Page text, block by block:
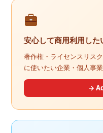
安心して商用利用した
著作権・ライセンスリス
に使いたい企業・個人事業
→